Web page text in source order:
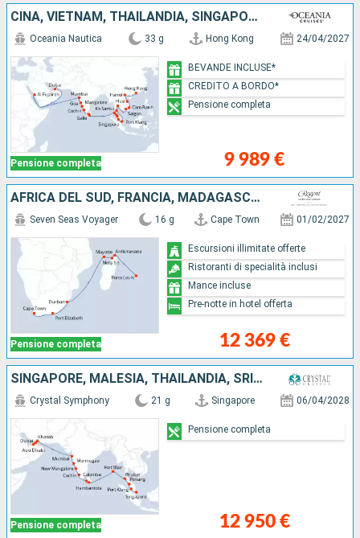
CINA, VIETNAM, THAILANDIA, SINGAPORE, MALESIA, SRI LANKA, INDIA, EMIRATI ARABI UNITI
Pensione completa
Oceania Nautica 33 g Hong Kong 24/04/2027
9 989 €
BEVANDE INCLUSE*
CREDITO A BORDO*
Pensione completa
AFRICA DEL SUD, FRANCIA, MADAGASCAR, MAURITIUS
Pensione completa
Seven Seas Voyager 16 g Cape Town 01/02/2027
12 369 €
Escursioni illimitate offerte
Ristoranti di specialità inclusi
Mance incluse
Pre-notte in hotel offerta
SINGAPORE, MALESIA, THAILANDIA, SRI LANKA, INDIA, OMAN, EMIRATI ARABI UNITI
Pensione completa
Crystal Symphony 21 g Singapore 06/04/2028
12 950 €
Pensione completa